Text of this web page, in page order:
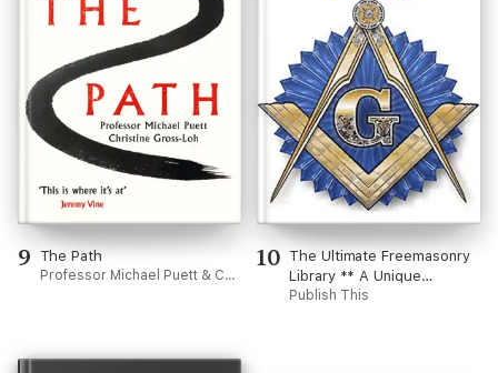
9 The Path
Professor Michael Puett & Christine Gross-Loh
10 The Ultimate Freemasonry
Library ** A Unique
Collection of 12 Books **
Publish This